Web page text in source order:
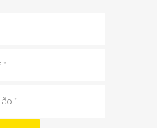
mail
região